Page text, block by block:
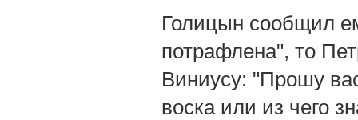
Голицын сообщил
потрафлена", то
Виниусу: "Прошу
воска или из чего